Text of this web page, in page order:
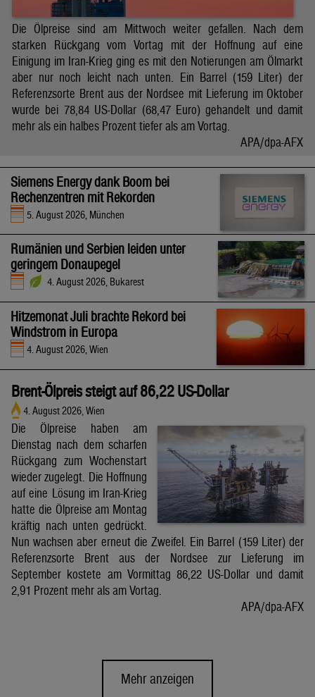
Die Ölpreise sind am Mittwoch weiter gefallen. Nach dem
starken Rückgang vom Vortag mit der Hoffnung auf eine
Einigung im Iran-Krieg ging es mit den Notierungen am Ölmarkt
aber nur noch leicht nach unten. Ein Barrel (159 Liter) der
Referenzsorte Brent aus der Nordsee mit Lieferung im Oktober
wurde bei 78,84 US-Dollar (68,47 Euro) gehandelt und damit
mehr als ein halbes Prozent tiefer als am Vortag.
APA/dpa-AFX
Siemens Energy dank Boom bei
Rechenzentren mit Rekorden
5. August 2026, München
Rumänien und Serbien leiden unter
geringem Donaupegel
4. August 2026, Bukarest
Hitzemonat Juli brachte Rekord bei
Windstrom in Europa
4. August 2026, Wien
Brent-Ölpreis steigt auf 86,22 US-Dollar
4. August 2026, Wien
Die Ölpreise haben am
Dienstag nach dem scharfen
Rückgang zum Wochenstart
wieder zugelegt. Die Hoffnung
auf eine Lösung im Iran-Krieg
hatte die Ölpreise am Montag
kräftig nach unten gedrückt.
Nun wachsen aber erneut die Zweifel. Ein Barrel (159 Liter) der
Referenzsorte Brent aus der Nordsee zur Lieferung im
September kostete am Vormittag 86,22 US-Dollar und damit
2,91 Prozent mehr als am Vortag.
APA/dpa-AFX
Mehr anzeigen